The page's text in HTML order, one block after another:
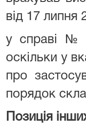
від 17 липня
у справі №
оскільки у
про
порядок
Позиція